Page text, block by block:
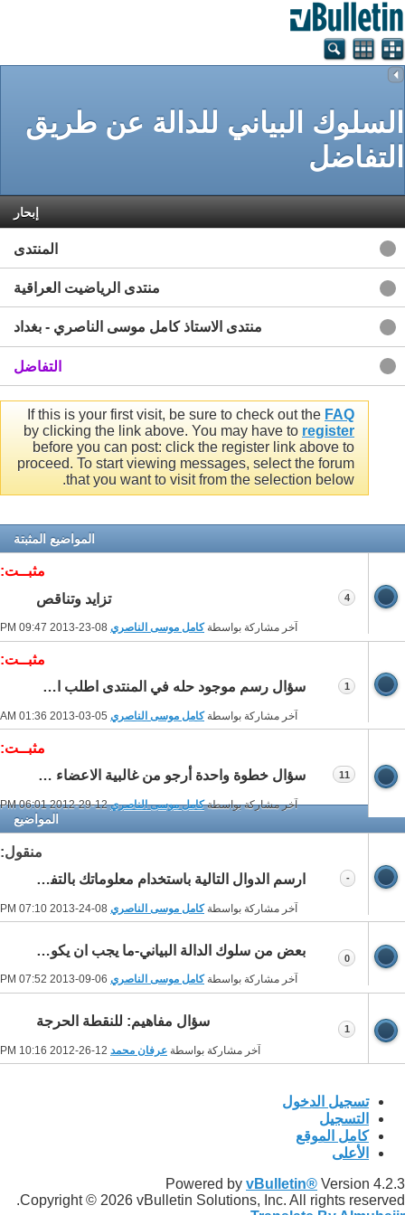
السلوك البياني للدالة عن طريق
التفاضل
إبحار
المنتدى
منتدى الرياضيت العراقية
منتدى الاستاذ كامل موسى الناصري - بغداد
التفاضل
If this is your first visit, be sure to check out the FAQ
by clicking the link above. You may have to register
before you can post: click the register link above to
proceed. To start viewing messages, select the forum
that you want to visit from the selection below.
المواضيع المثبتة
مثبــت:
تزايد وتناقص
آخر مشاركة بواسطةكامل موسى الناصري 09:47 PM
4
مثبــت:
سؤال رسم موجود حله في المنتدى اطلب اعادة حله (اختبار سريع)
آخر مشاركة بواسطةكامل موسى الناصري 01:36 AM
1
مثبــت:
سؤال خطوة واحدة أرجو من غالبية الاعضاء اجابته
آخر مشاركة بواسطةكامل موسى الناصري12-29-2012
06:01 PM
11
المواضيع
منقول:
ارسم الدوال التالية باستخدام معلوماتك بالتفاضل-للسادس العلمي-
آخر مشاركة بواسطةكامل موسى الناصري 07:10 PM
-
بعض من سلوك الدالة البياني-ما يجب ان يكون في الكتاب المدرسي
آخر مشاركة بواسطةكامل موسى الناصري 07:52 PM
0
سؤال مفاهيم: للنقطة الحرجة
آخر مشاركة بواسطة عرفان محمد 10:16 PM
1
تسجيل الدخول
التسجيل
كامل الموقع
الأعلى
Powered by vBulletin® Version 4.2.3
Copyright © 2026 vBulletin Solutions, Inc. All rights reserved.